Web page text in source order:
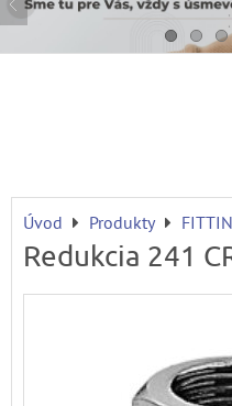
Úvod Produkty
Redukcia 241